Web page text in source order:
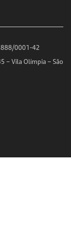
0001-42
– Vila Olímpia – São